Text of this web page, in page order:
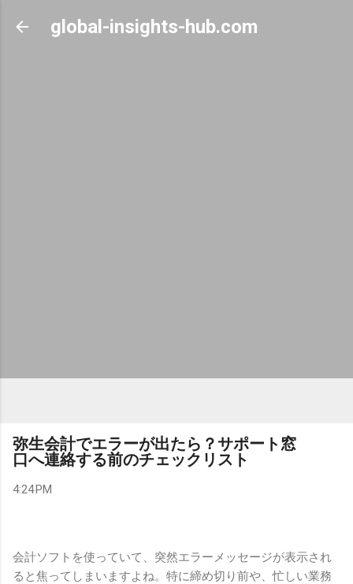
Skip to main content
global-insights-hub.com
弥生会計でエラーが出たら？サポート窓
口へ連絡する前のチェックリスト
4:24 PM
会計ソフトを使っていて、突然エラーメッセージが表示され
ると焦ってしまいますよね。特に締め切り前や、忙しい業務